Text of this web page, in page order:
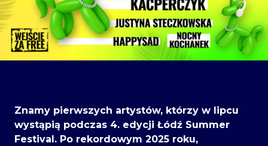
Znamy pierwszych artystów, którzy w lipcu
wystąpią podczas 4. edycji Łódź Summer
Festival. Po rekordowym 2025 roku,